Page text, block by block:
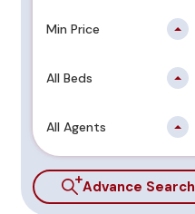
Min Price
All Beds
All Agents
Advance Search